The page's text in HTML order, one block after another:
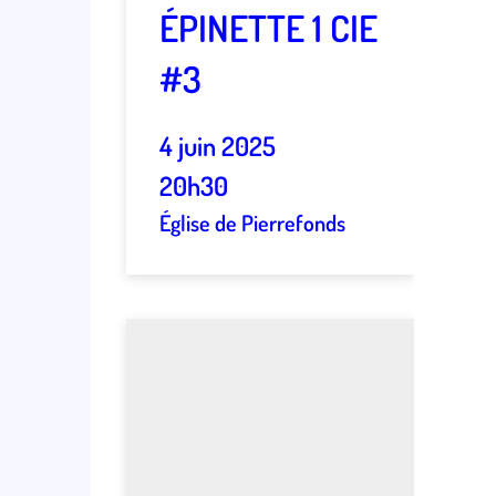
ÉPINETTE 1 CIE
#3
4 juin 2025
20h30
Église de Pierrefonds